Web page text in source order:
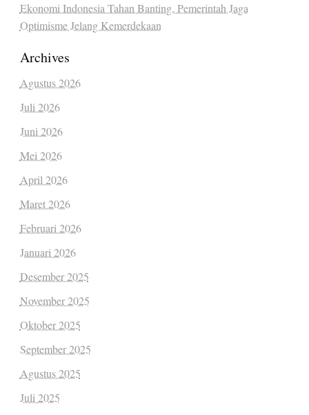
Ekonomi Indonesia Tahan Banting, Pemerintah Jaga
Optimisme Jelang Kemerdekaan
Archives
Agustus 2026
Juli 2026
Juni 2026
Mei 2026
April 2026
Maret 2026
Februari 2026
Januari 2026
Desember 2025
November 2025
Oktober 2025
September 2025
Agustus 2025
Juli 2025